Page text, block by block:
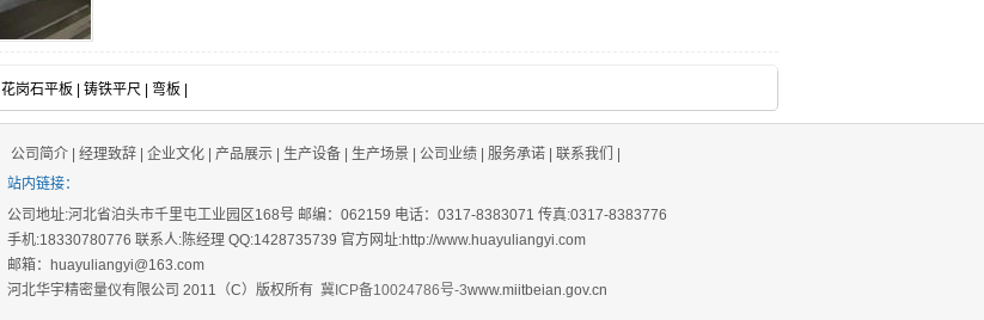
花岗石平板 铸铁平尺 弯板
公司简介 经理致辞 企业文化 产品展示 生产设备 生产场景 公司业绩 服务承诺 联系我们
站内链接：
公司地址:河北省泊头市千里屯工业园区168号 邮编：062159 电话：0317-8383071 传真:0317-8383776
手机:18330780776 联系人:陈经理 QQ:1428735739 官方网址:http://www.huayuliangyi.com
邮箱：huayuliangyi@163.com
河北华宇精密量仪有限公司 2011（C）版权所有 冀ICP备10024786号-3www.miitbeian.gov.cn